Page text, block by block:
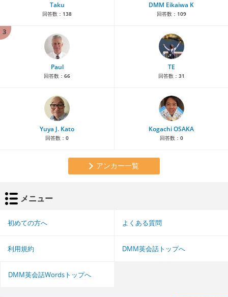
Taku
回答数： 138
DMM Eikaiwa K
回答数： 109
3
Paul
回答数： 66
TE
回答数： 31
Yuya J. Kato
回答数： 0
Kogachi OSAKA
回答数： 0
アンカー一覧
メニュー
初めての方へ よくある質問
利用規約 DMM英会話トップへ
DMM英会話Wordsトップへ